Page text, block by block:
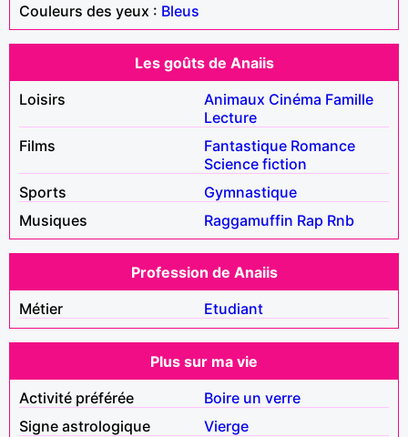
Couleurs des yeux : Bleus
Les goûts de Anaiis
Loisirs
Animaux Cinéma Famille
Lecture
Films
Fantastique Romance
Science fiction
Sports
Gymnastique
Musiques
Raggamuffin Rap Rnb
Profession de Anaiis
Métier
Etudiant
Plus sur ma vie
Activité préférée
Boire un verre
Signe astrologique
Vierge